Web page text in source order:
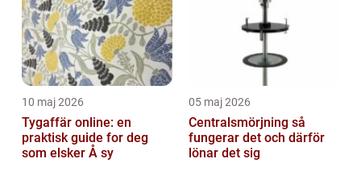
10 maj 2026
Tygaffär online: en
praktisk guide for deg
som elsker Å sy
05 maj 2026
Centralsmörjning så
fungerar det och därför
lönar det sig